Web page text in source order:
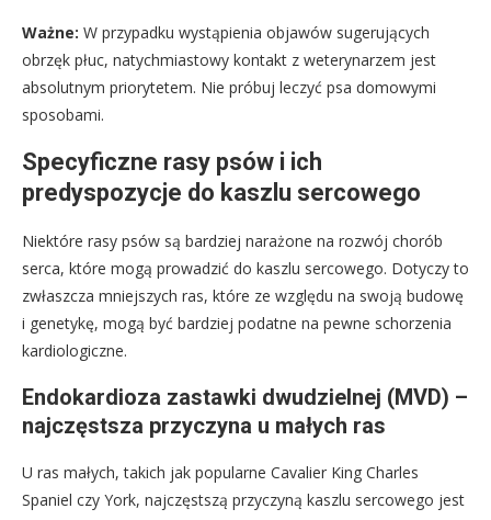
Ważne: W przypadku wystąpienia objawów sugerujących
obrzęk płuc, natychmiastowy kontakt z weterynarzem jest
absolutnym priorytetem. Nie próbuj leczyć psa domowymi
sposobami.
Specyficzne rasy psów i ich
predyspozycje do kaszlu sercowego
Niektóre rasy psów są bardziej narażone na rozwój chorób
serca, które mogą prowadzić do kaszlu sercowego. Dotyczy to
zwłaszcza mniejszych ras, które ze względu na swoją budowę
i genetykę, mogą być bardziej podatne na pewne schorzenia
kardiologiczne.
Endokardioza zastawki dwudzielnej (MVD) –
najczęstsza przyczyna u małych ras
U ras małych, takich jak popularne Cavalier King Charles
Spaniel czy York, najczęstszą przyczyną kaszlu sercowego jest